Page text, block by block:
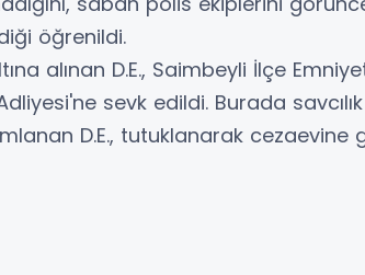
öğrenildi.
alınan D.E., Saimbeyli İlçe
sevk edildi. Burada
D.E., tutuklanarak cezaevine